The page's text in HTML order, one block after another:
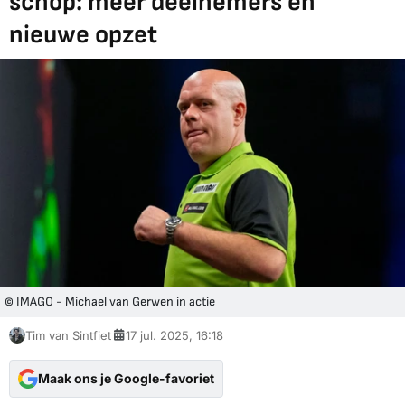
nieuwe opzet
© IMAGO - Michael van Gerwen in actie
Tim van Sintfiet 17 jul. 2025, 16:18
Maak ons je Google-favoriet